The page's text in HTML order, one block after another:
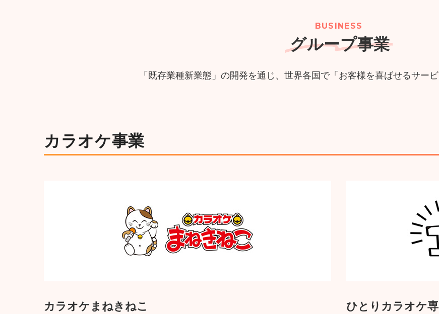
BUSINESS
グループ事業
「既存業種新業態」の開発を通じ、世界各国で「お客様を喜ばせるサー
カラオケ事業
カラオケまねきねこ ひとりカラオケ